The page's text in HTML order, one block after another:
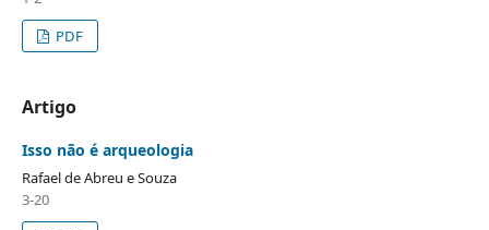
PDF
Artigo
Isso não é arqueologia
Rafael de Abreu e Souza
3-20